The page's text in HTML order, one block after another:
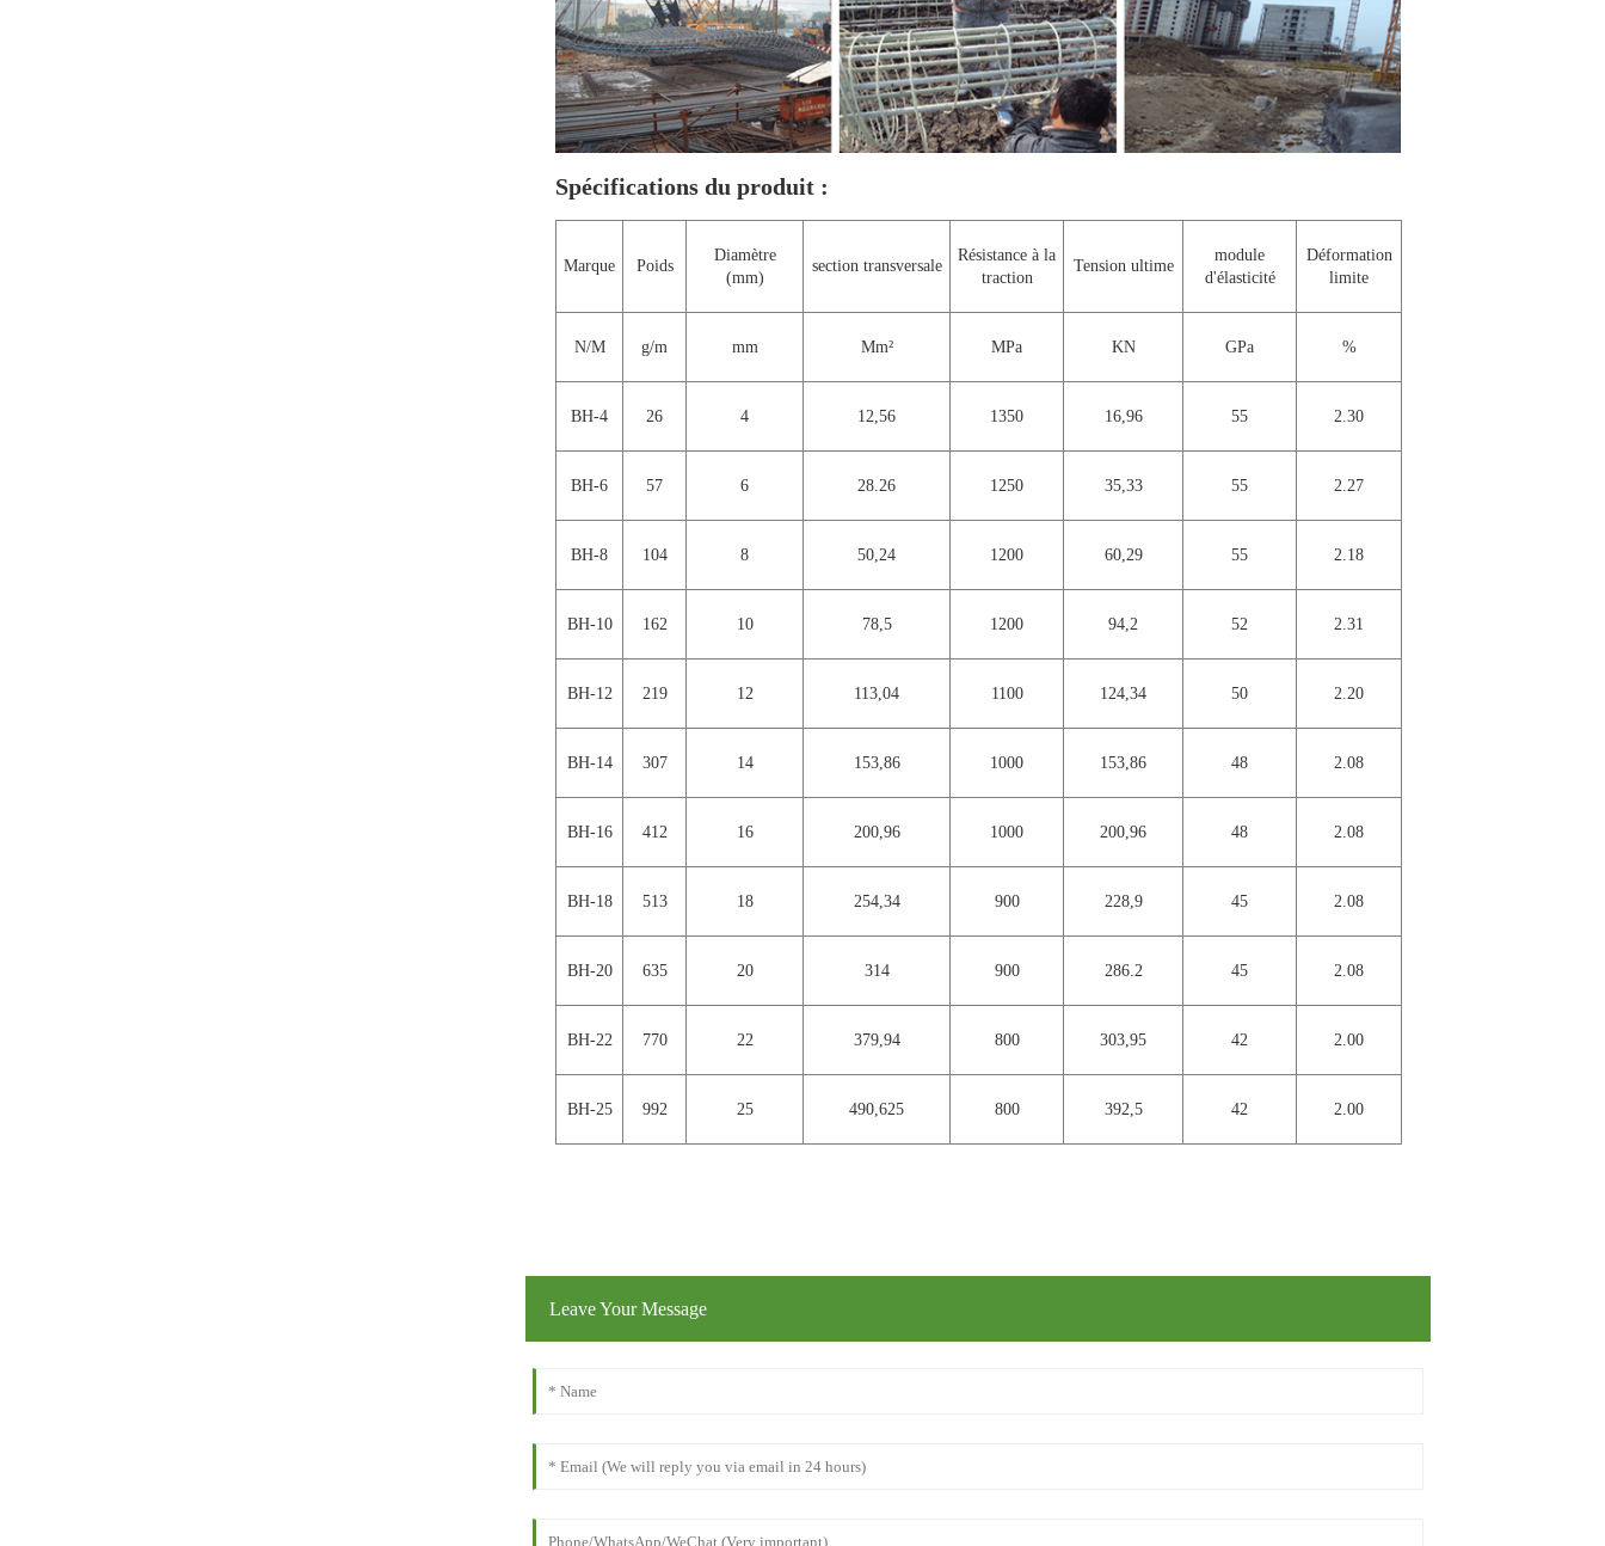
Spécifications du produit :
Marque Poids
Diamètre
(mm)
section transversale
Résistance à la
traction
Tension ultime
module
d'élasticité
Déformation
limite
N/M g/m mm Mm² MPa KN GPa %
BH-4 26 4 12,56 1350 16,96 55 2.30
BH-6 57 6 28.26 1250 35,33 55 2.27
BH-8 104 8 50,24 1200 60,29 55 2.18
BH-10 162 10 78,5 1200 94,2 52 2.31
BH-12 219 12 113,04 1100 124,34 50 2.20
BH-14 307 14 153,86 1000 153,86 48 2.08
BH-16 412 16 200,96 1000 200,96 48 2.08
BH-18 513 18 254,34 900 228,9 45 2.08
BH-20 635 20 314 900 286.2 45 2.08
BH-22 770 22 379,94 800 303,95 42 2.00
BH-25 992 25 490,625 800 392,5 42 2.00
Leave Your Message